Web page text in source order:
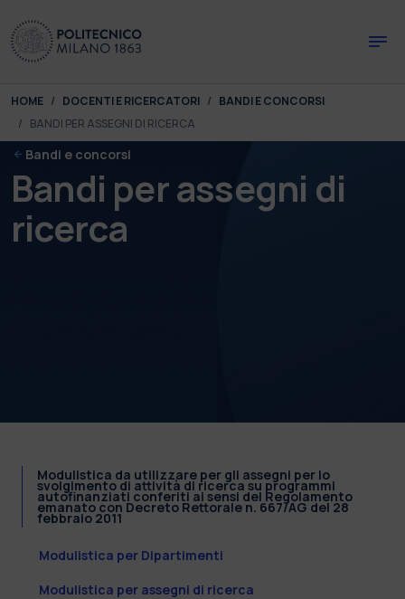
You are here:
HOME DOCENTI E RICERCATORI
BANDI E CONCORSI
BANDI PER ASSEGNI DI RICERCA
Bandi e concorsi
Bandi per assegni di
ricerca
Modulistica da utilizzare per gli assegni per lo
svolgimento di attività di ricerca su programmi
autofinanziati conferiti ai sensi del Regolamento
emanato con Decreto Rettorale n. 667/AG del 28
febbraio 2011
Modulistica per Dipartimenti
Modulistica per assegni di ricerca